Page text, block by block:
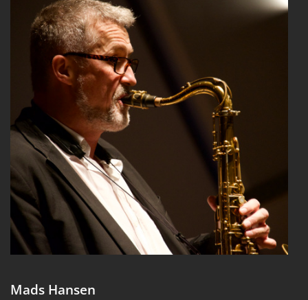
Mads Hansen